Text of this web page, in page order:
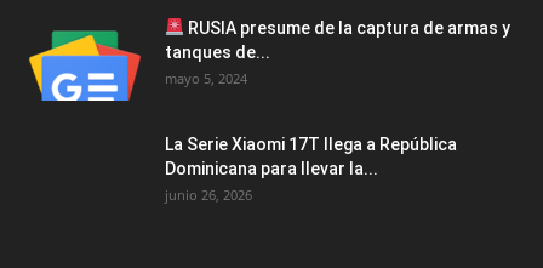
RUSIA presume de la captura de armas y
tanques de...
mayo 5, 2024
La Serie Xiaomi 17T llega a República
Dominicana para llevar la...
junio 26, 2026